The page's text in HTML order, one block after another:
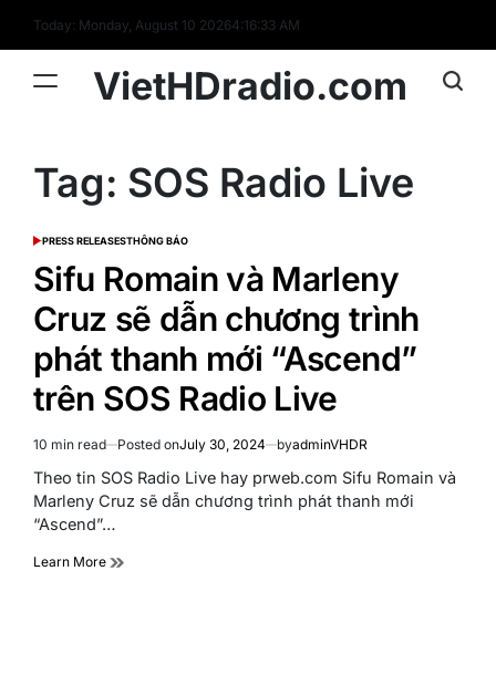
content
Today: Monday, August 10 20264:16:33 AM
VietHDradio.com
Tag: SOS Radio Live
POSTED
PRESS RELEASESTHÔNG BÁO
Sifu Romain và Marleny
Cruz sẽ dẫn chương trình
phát thanh mới “Ascend”
trên SOS Radio Live
Estimated
read
time
10 min read Posted onJuly 30, 2024 byadminVHDR
Theo tin SOS Radio Live hay prweb.com Sifu Romain và
Marleny Cruz sẽ dẫn chương trình phát thanh mới
“Ascend”…
Learn More